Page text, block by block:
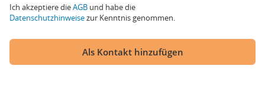
Ich akzeptiere dieAGB und habe die
Datenschutzhinweisezur Kenntnis genommen.
Als Kontakt hinzufügen